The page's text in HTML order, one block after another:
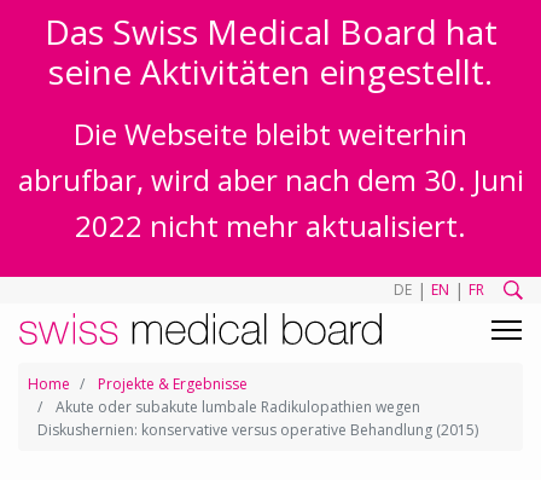
Das Swiss Medical Board hat
seine Aktivitäten eingestellt.
Die Webseite bleibt weiterhin
abrufbar, wird aber nach dem 30. Juni
2022 nicht mehr aktualisiert.
DE | EN | FR
Home
Projekte & Ergebnisse
Akute oder subakute lumbale Radikulopathien wegen
Diskushernien: konservative versus operative Behandlung (2015)